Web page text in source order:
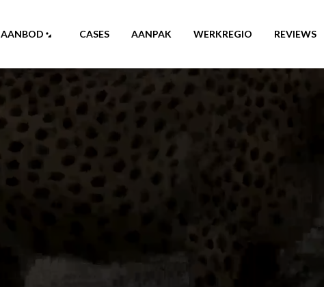
AANBOD CASES AANPAK WERKREGIO REVIEWS